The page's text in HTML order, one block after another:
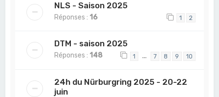
NLS - Saison 2025
Réponses : 16 1 2
DTM - saison 2025
Réponses : 148 1 … 7 8 9 10
24h du Nürburgring 2025 - 20-22
juin